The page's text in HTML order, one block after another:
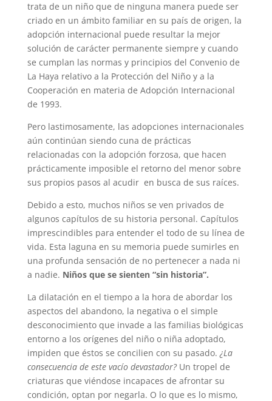
trata de un niño que de ninguna manera puede ser
criado en un ámbito familiar en su país de origen, la
adopción internacional puede resultar la mejor
solución de carácter permanente siempre y cuando
se cumplan las normas y principios del Convenio de
La Haya relativo a la Protección del Niño y a la
Cooperación en materia de Adopción Internacional
de 1993.
Pero lastimosamente, las adopciones internacionales
aún continúan siendo cuna de prácticas
relacionadas con la adopción forzosa, que hacen
prácticamente imposible el retorno del menor sobre
sus propios pasos al acudir en busca de sus raíces.
Debido a esto, muchos niños se ven privados de
algunos capítulos de su historia personal. Capítulos
imprescindibles para entender el todo de su línea de
vida. Esta laguna en su memoria puede sumirles en
una profunda sensación de no pertenecer a nada ni
a nadie. Niños que se sienten “sin historia”.
La dilatación en el tiempo a la hora de abordar los
aspectos del abandono, la negativa o el simple
desconocimiento que invade a las familias biológicas
entorno a los orígenes del niño o niña adoptado,
impiden que éstos se concilien con su pasado. ¿La
consecuencia de este vacío devastador?Un tropel de
criaturas que viéndose incapaces de afrontar su
condición, optan por negarla. O lo que es lo mismo,